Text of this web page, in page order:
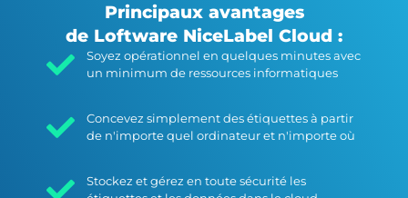
Principaux avantages
de Loftware NiceLabel Cloud :
Soyez opérationnel en quelques minutes avec
un minimum de ressources informatiques
Concevez simplement des étiquettes à partir
de n'importe quel ordinateur et n'importe où
Stockez et gérez en toute sécurité les